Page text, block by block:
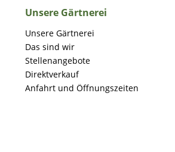
Unsere Gärtnerei
Unsere Gärtnerei
Das sind wir
Stellenangebote
Direktverkauf
Anfahrt und Öffnungszeiten